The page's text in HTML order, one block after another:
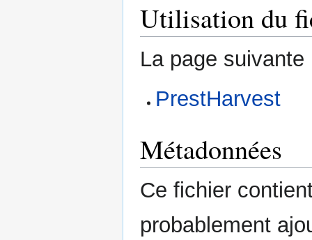
Utilisation du
La page
PrestHarvest
Métadonnées
Ce fichier
probablement